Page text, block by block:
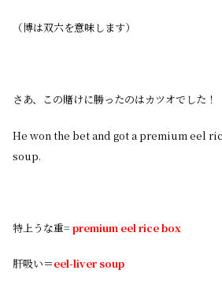
（博は双六を意味します）
さあ、この賭けに勝ったのはカツオでした！
He won the bet and got a premium eel
soup.
特上うな重= premium eel rice box
肝吸い＝eel-liver soup